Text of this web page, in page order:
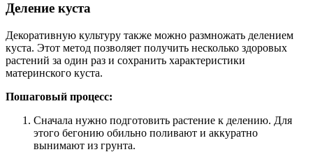
Деление куста
Декоративную культуру также можно размножать делением
куста. Этот метод позволяет получить несколько здоровых
растений за один раз и сохранить характеристики
материнского куста.
Пошаговый процесс:
Сначала нужно подготовить растение к делению. Для
этого бегонию обильно поливают и аккуратно
вынимают из грунта.